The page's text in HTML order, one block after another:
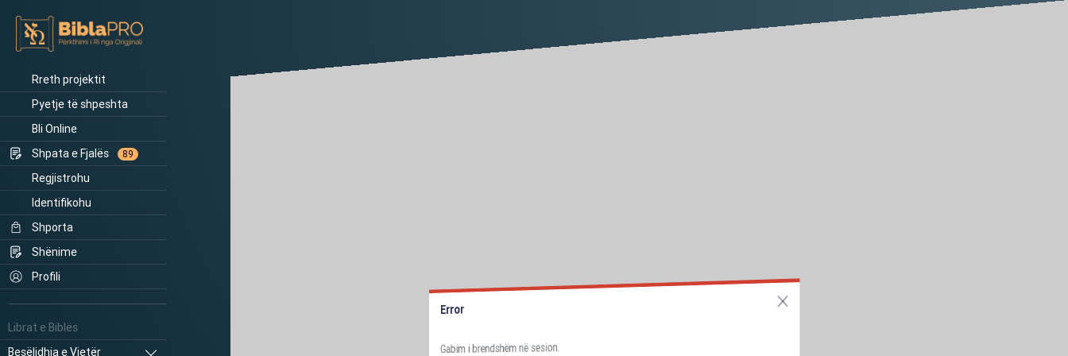
Error
Gabim i brendshëm në sesion.
Rreth projektit
Pyetje të shpeshta
Bli Online
Shpata e Fjalës
89
Regjistrohu
Identifikohu
Shporta
Shënime
Profili
Librat e Biblës
Besëlidhja e Vjetër